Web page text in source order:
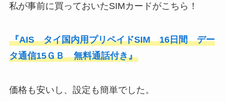
私が事前に買っておいたSIMカードがこちら！
『AIS タイ国内用プリペイドSIM 16日間 デー
タ通信15ＧＢ 無料通話付き』
価格も安いし、設定も簡単でした。